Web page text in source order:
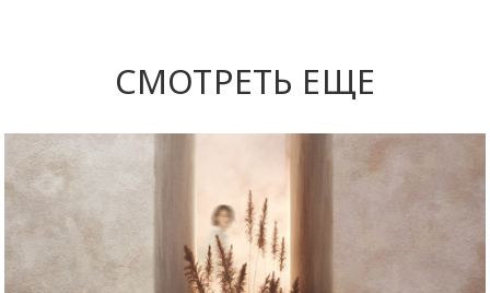
СМОТРЕТЬ ЕЩЕ